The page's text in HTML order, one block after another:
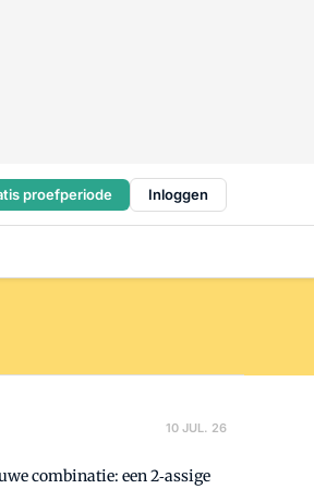
proefperiode Inloggen
10 JUL. 26
combinatie: een 2‑assige